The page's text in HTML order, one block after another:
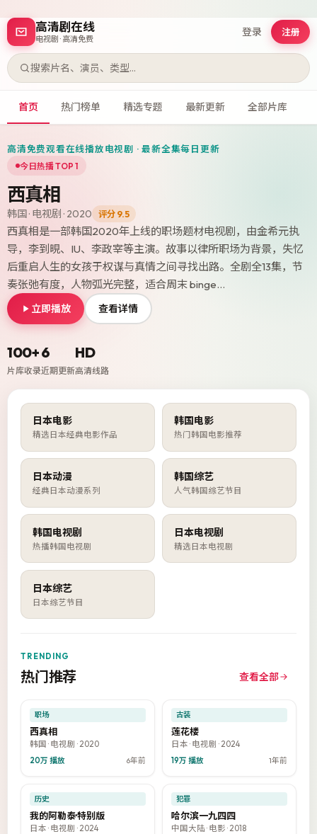
高清剧在线
电视剧 · 高清免费
搜索片名、演员、类型…
登录 注册
首页 热门榜单 精选专题 最新更新 全部片库
高清免费观看在线播放电视剧 · 最新全集每日更新
今日热播 TOP 1
西真相
韩国· 电视剧 · 2020 评分 9.5
西真相是一部韩国2020年上线的职场题材电视剧，由金希元执
导，李到晛、IU、李政宰等主演。故事以律所职场为背景，失忆
后重启人生的女孩于权谋与真情之间寻找出路。全剧全13集，节
奏张弛有度，人物弧光完整，适合周末 binge…
立即播放 查看详情
100+
片库收录
6
近期更新
HD
高清线路
日本电影
精选日本经典电影作品
韩国电影
热门韩国电影推荐
日本动漫
经典日本动漫系列
韩国综艺
人气韩国综艺节目
韩国电视剧
热播韩国电视剧
日本电视剧
精选日本电视剧
日本综艺
日本综艺节目
TRENDING
热门推荐 查看全部
热门
职场
西真相
韩国 · 电视剧 ·2020
20万 播放 6年前
热门
古装
莲花楼
日本 · 电视剧 ·2024
19万 播放 1年前
热门
历史
我的阿勒泰·特别版
日本 · 电视剧 · 2024
热门
犯罪
哈尔滨一九四四
中国大陆 · 电影 · 2018